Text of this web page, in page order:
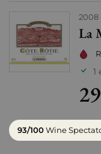
2008
La
1
93/100Wine